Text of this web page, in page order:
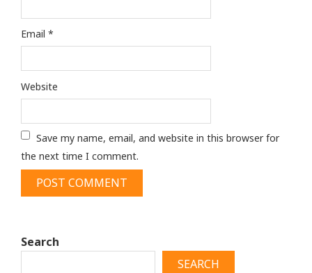
Email *
Website
Save my name, email, and website in this browser for
the next time I comment.
Search
SEARCH